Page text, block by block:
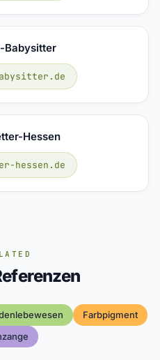
Babysitter
Hessen
hessen.de
Farbpigment